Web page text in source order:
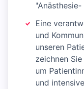
Eine
und
unseren
zeichnen
um
und